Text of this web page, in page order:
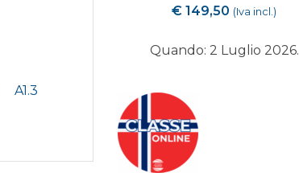
A1.3
€ 149,50 (Iva incl.)
Quando: 2 Luglio 2026.